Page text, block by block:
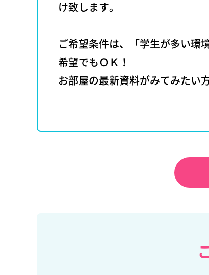
け致します。
ご希望条件は、「学生が多い環
希望でもＯＫ！
お部屋の最新資料がみてみたい